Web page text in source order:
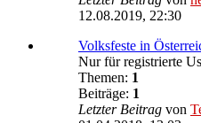
12.08.2019, 22:30
Volksfeste in
Nur für registrierte
Themen: 1
Beiträge: 1
Letzter Beitrag von